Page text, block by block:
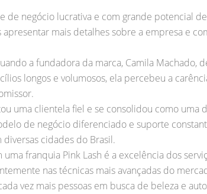
de negócio lucrativa e com grande potencial
mais detalhes sobre a empresa e
a fundadora da marca, Camila
longos e volumosos, ela percebeu a
uma clientela fiel e se consolidou como
de negócio diferenciado e suporte
cidades do Brasil.
franquia Pink Lash é a excelência dos
nas técnicas mais avançadas do
vez mais pessoas em busca de beleza e